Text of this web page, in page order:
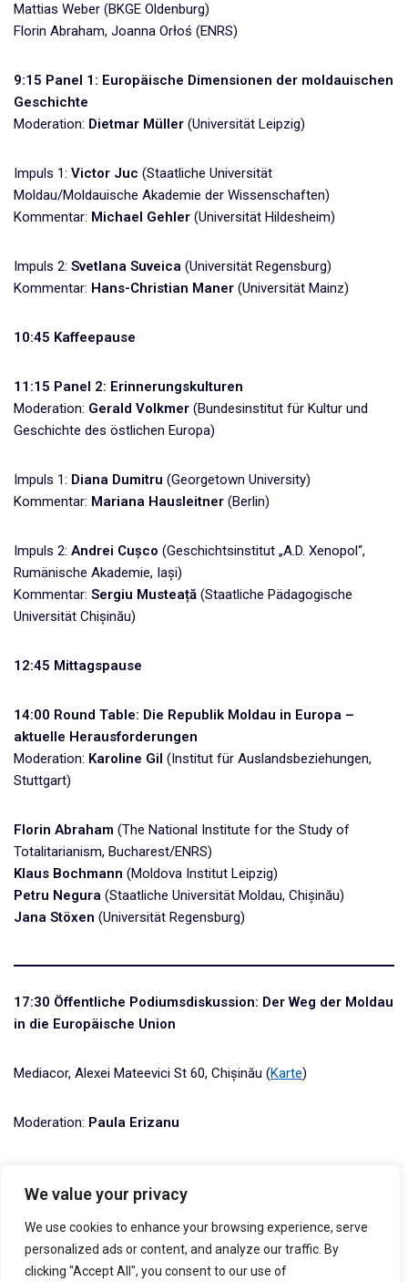
We value your privacy
We use cookies to enhance your browsing experience, serve
personalized ads or content, and analyze our traffic. By
clicking "Accept All", you consent to our use of
Mattias Weber (BKGE Oldenburg)
Florin Abraham, Joanna Orłoś (ENRS)
9:15 Panel 1: Europäische Dimensionen der moldauischen
Geschichte
Moderation: Dietmar Müller (Universität Leipzig)
Impuls 1: Victor Juc (Staatliche Universität
Moldau/Moldauische Akademie der Wissenschaften)
Kommentar: Michael Gehler (Universität Hildesheim)
Impuls 2: Svetlana Suveica (Universität Regensburg)
Kommentar: Hans-Christian Maner (Universität Mainz)
10:45 Kaffeepause
11:15 Panel 2: Erinnerungskulturen
Moderation: Gerald Volkmer (Bundesinstitut für Kultur und
Geschichte des östlichen Europa)
Impuls 1: Diana Dumitru (Georgetown University)
Kommentar: Mariana Hausleitner (Berlin)
Impuls 2: Andrei Cușco (Geschichtsinstitut „A.D. Xenopol“,
Rumänische Akademie, Iași)
Kommentar: Sergiu Musteață (Staatliche Pädagogische
Universität Chișinău)
12:45 Mittagspause
14:00 Round Table: Die Republik Moldau in Europa –
aktuelle Herausforderungen
Moderation: Karoline Gil (Institut für Auslandsbeziehungen,
Stuttgart)
Florin Abraham (The National Institute for the Study of
Totalitarianism, Bucharest/ENRS)
Klaus Bochmann (Moldova Institut Leipzig)
Petru Negura (Staatliche Universität Moldau, Chișinău)
Jana Stöxen (Universität Regensburg)
17:30 Öffentliche Podiumsdiskussion: Der Weg der Moldau
in die Europäische Union
Mediacor, Alexei Mateevici St 60, Chișinău (Karte)
Moderation: Paula Erizanu
Siegfried Mureșan , MEP (Europäische Volkspartei)
Ana Revenco(Center for Strategic Communication and
Combating Disinformation, Chișinău)